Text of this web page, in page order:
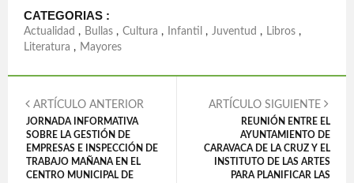
CATEGORIAS :
Actualidad , Bullas , Cultura , Infantil , Juventud , Libros ,
Literatura , Mayores
ARTÍCULO ANTERIOR
JORNADA INFORMATIVA
SOBRE LA GESTIÓN DE
EMPRESAS E INSPECCIÓN DE
TRABAJO MAÑANA EN EL
CENTRO MUNICIPAL DE
ARTÍCULO SIGUIENTE
REUNIÓN ENTRE EL
AYUNTAMIENTO DE
CARAVACA DE LA CRUZ Y EL
INSTITUTO DE LAS ARTES
PARA PLANIFICAR LAS